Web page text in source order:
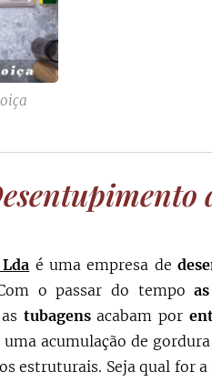
é uma empresa de
o passar do tempo
tubagensacabam por
acumulação de
estruturais. Seja qual for a